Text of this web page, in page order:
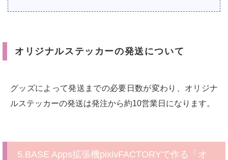
オリジナルステッカーの発送について
グッズによって発送までの必要日数が変わり、オリジナ
ルステッカーの発送は発注から約10営業日になります。
5.BASE Apps拡張機pixivFACTORYで作る「オ